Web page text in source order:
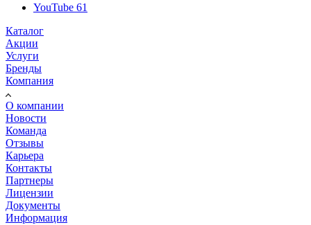
YouTube 61
Каталог
Акции
Услуги
Бренды
Компания
О компании
Новости
Команда
Отзывы
Карьера
Контакты
Партнеры
Лицензии
Документы
Информация